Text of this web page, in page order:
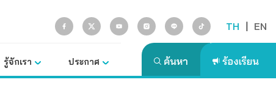
TH | EN
รู้จักเรา ประกาศ